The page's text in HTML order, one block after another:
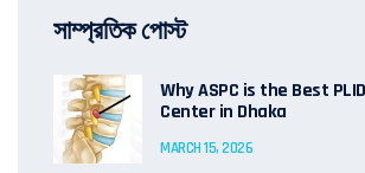
সাম্প্রতিক পোস্ট
Why ASPC is the Best
Center in Dhaka
MARCH 15, 2026